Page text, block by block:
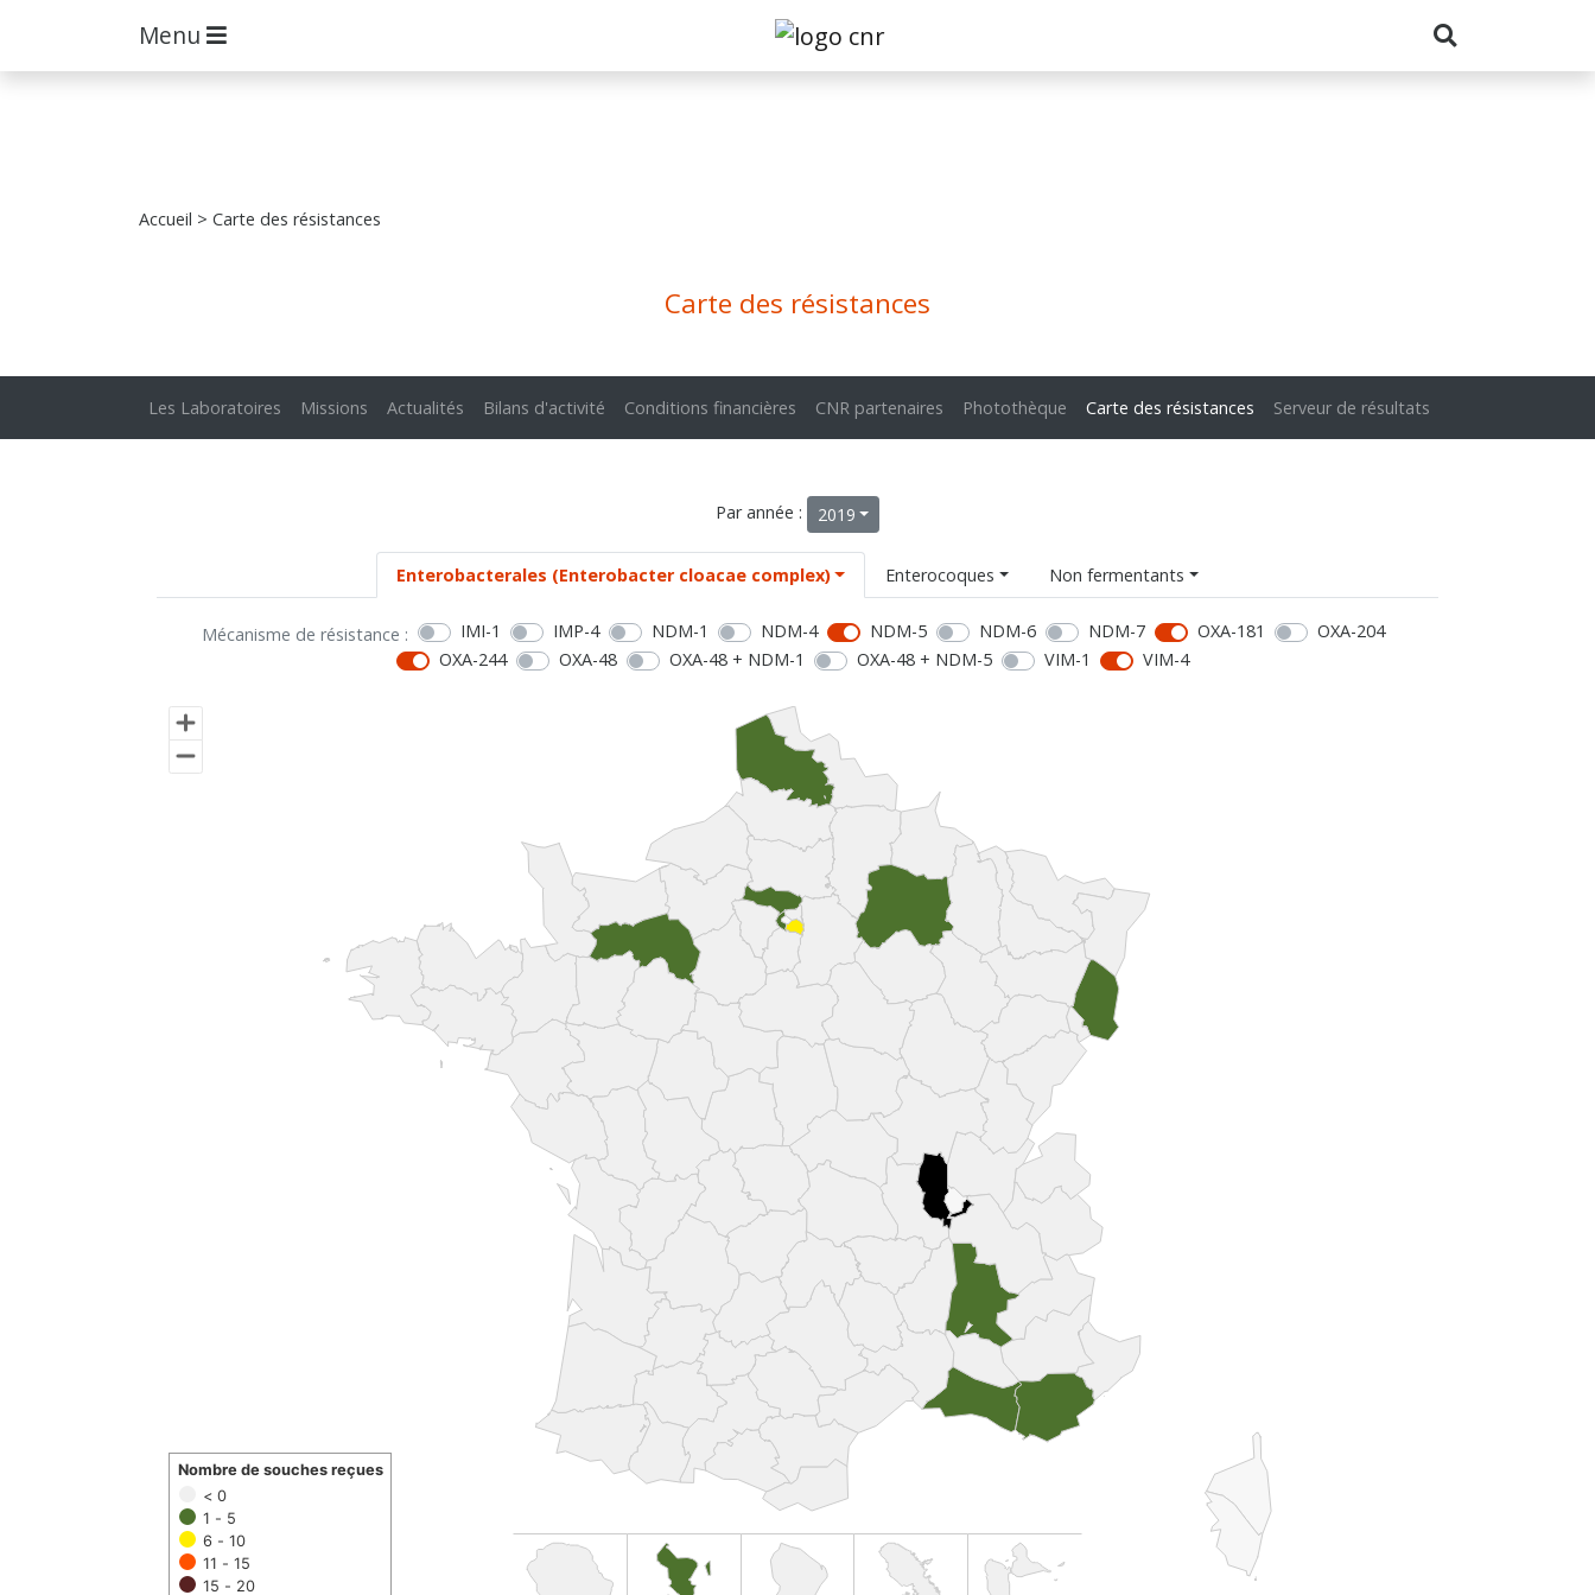
Menu
Accueil > Carte des résistances
Carte des résistances
Les Laboratoires Missions Actualités Bilans d'activité Conditions financières CNR partenaires Photothèque Carte des résistances Serveur de résultats
Par année : 2019
Enterobacterales (Enterobacter cloacae complex) Enterocoques Non fermentants
Mécanisme de résistance : IMI-1 IMP-4 NDM-1 NDM-4 NDM-5 NDM-6 NDM-7 OXA-181
OXA-204
OXA-244
OXA-48 OXA-48 + NDM-1 OXA-48 + NDM-5 VIM-1 VIM-4
< 0
1 - 5
6 - 10
11 - 15
15 - 20
Nombre de souches reçues